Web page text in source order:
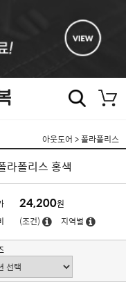
아웃도어 >폴라폴리스
라폴리스 홍색
24,200원
(조건) 지역별